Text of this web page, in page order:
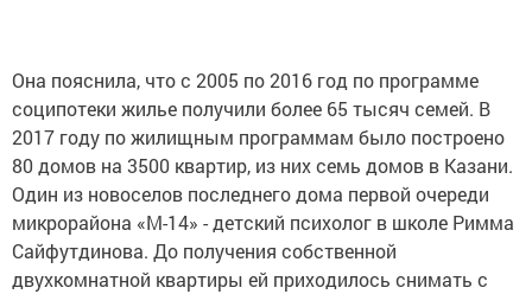
Она пояснила, что с 2005 по 2016 год по программе
соципотеки жилье получили более 65 тысяч семей. В
2017 году по жилищным программам было построено
80 домов на 3500 квартир, из них семь домов в Казани.
Один из новоселов последнего дома первой очереди
микрорайона «М-14» - детский психолог в школе Римма
Сайфутдинова. До получения собственной
двухкомнатной квартиры ей приходилось снимать с